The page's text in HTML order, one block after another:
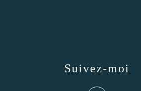
Suivez-moi